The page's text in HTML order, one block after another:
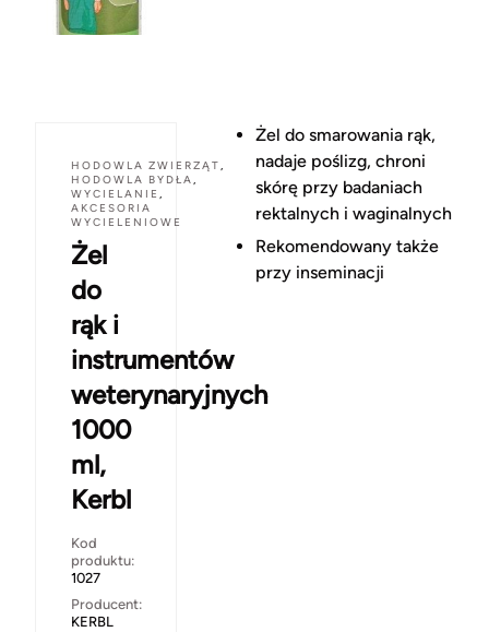
HODOWLA ZWIERZĄT,
HODOWLA BYDŁA,
WYCIELANIE ,
AKCESORIA
WYCIELENIOWE
Żel
do
rąk i
instrumentów
weterynaryjnych
1000
ml,
Kerbl
Kod
produktu:
1027
Producent:
KERBL
Żel do smarowania rąk,
nadaje poślizg, chroni
skórę przy badaniach
rektalnych i waginalnych
Rekomendowany także
przy inseminacji